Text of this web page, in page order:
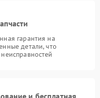
гарантия на
детали, что
и бесплатная